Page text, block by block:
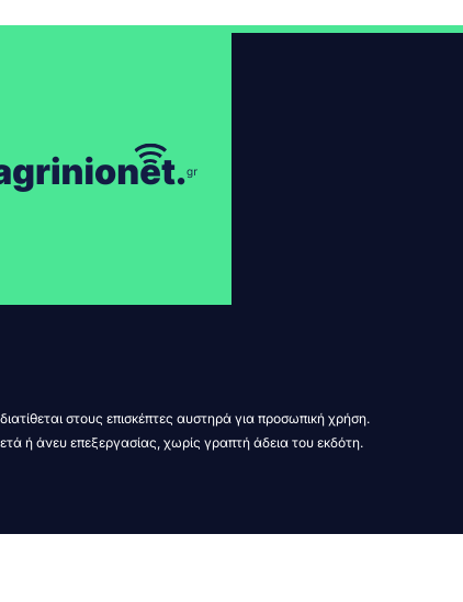
στους επισκέπτες αυστηρά για προσωπική χρήση.
ή άνευ επεξεργασίας, χωρίς γραπτή άδεια του εκδότη.